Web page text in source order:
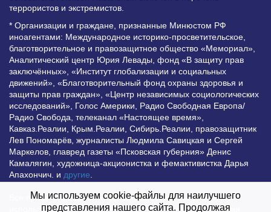
террористов и экстремистов.
* Организации и граждане, признанные Минюстом РФ
иноагентами: Международное историко-просветительское,
благотворительное и правозащитное общество «Мемориал»,
Аналитический центр Юрия Левады, фонд «В защиту прав
заключённых», «Институт глобализации и социальных
движений», «Благотворительный фонд охраны здоровья и
защиты прав граждан», «Центр независимых социологических
исследований», Голос Америки, Радио Свободная Европа/
Радио Свобода, телеканал «Настоящее время»,
Кавказ.Реалии, Крым.Реалии, Сибирь.Реалии, правозащитник
Лев Пономарёв, журналисты Людмила Савицкая и Сергей
Маркелов, главред газеты «Псковская губерния» Денис
Камалягин, художница-акционистка и фемактивистка Дарья
Апахончич. и другие
Все права защищены и охраняются законом. Любое
использование материалов сайта допустимо при условии
Мы используем cookie-файлы для наилучшего
представления нашего сайта. Продолжая